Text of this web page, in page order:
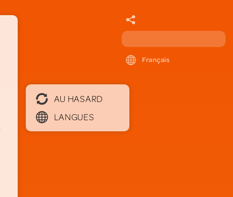
Français
AU HASARD
LANGUES